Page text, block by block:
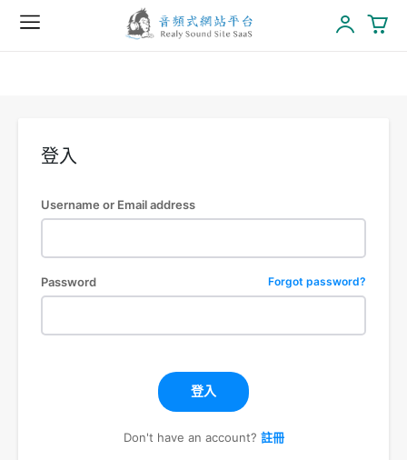
登入
Username or Email address
Password Forgot password?
登入
Don't have an account? 註冊